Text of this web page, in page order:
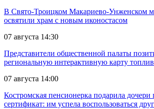
В Свято-Троицком Макариево-Унженском
освятили храм с новым иконостасом
07 августа 14:30
Представители общественной палаты
региональную интерактивную карту
07 августа 14:00
Костромская пенсионерка подарила дочери
сертификат: им успела воспользоваться